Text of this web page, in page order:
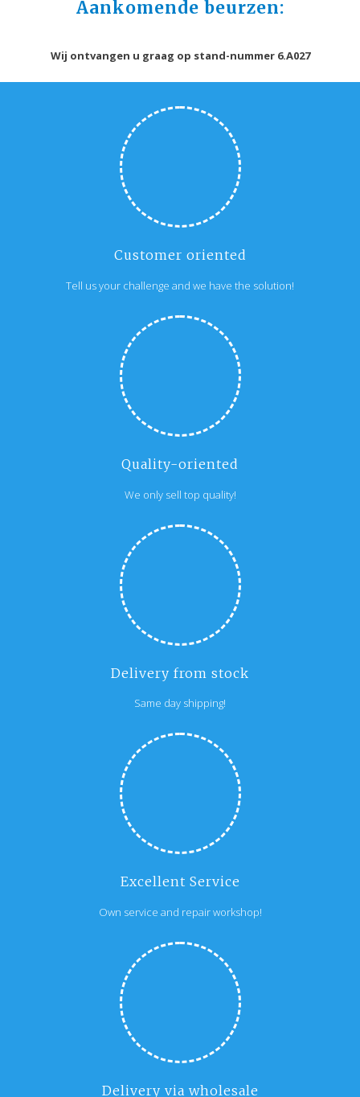
Aankomende beurzen:
Wij ontvangen u graag op stand-nummer 6.A027
Customer oriented
Tell us your challenge and we have the solution!
Quality-oriented
We only sell top quality!
Delivery from stock
Same day shipping!
Excellent Service
Own service and repair workshop!
Delivery via wholesale